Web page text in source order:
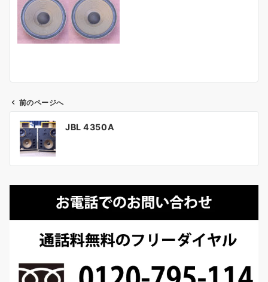
ョ
前のページへ
JBL 4350A